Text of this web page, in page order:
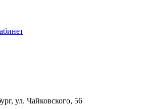
ул. Чайковского, 56